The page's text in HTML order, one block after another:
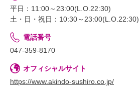
平日：11:00～23:00(L.O.22:30)
土・日・祝日：10:30～23:00(L.O.22:30)
電話番号
047-359-8170
オフィシャルサイト
https://www.akindo-sushiro.co.jp/